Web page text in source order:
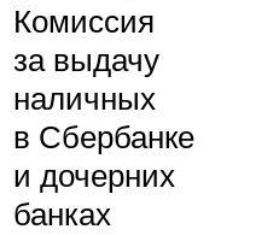
Комиссия
за выдачу
наличных
в Сбербанке
и дочерних
банках